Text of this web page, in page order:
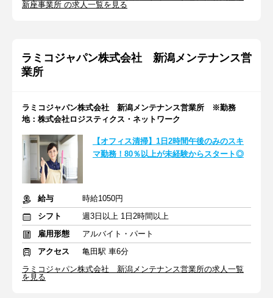
新座事業所 の求人一覧を見る
ラミコジャパン株式会社 新潟メンテナンス営
業所
ラミコジャパン株式会社 新潟メンテナンス営業所 ※勤務
地：株式会社ロジスティクス・ネットワーク
【オフィス清掃】1日2時間午後のみのスキ
マ勤務！80％以上が未経験からスタート◎
給与
時給1050円
シフト
週3日以上 1日2時間以上
雇用形態
アルバイト・パート
アクセス
亀田駅 車6分
ラミコジャパン株式会社 新潟メンテナンス営業所の求人一覧
を見る